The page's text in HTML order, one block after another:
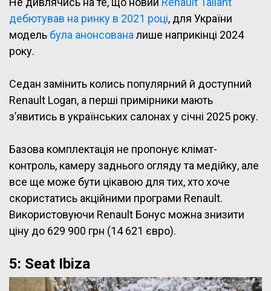
дебютував на ринку в 2021 році, для України
модель була анонсованалише наприкінці 2024
року.
Седан замінить колись популярний й доступний
Renault Logan, а перші примірники мають
з’явитись в українських салонах у січні 2025 року.
Базова комплектація не пропонує клімат-
контроль, камеру заднього огляду та медійку, але
все ще може бути цікавою для тих, хто хоче
скористатись акційними програми Renault.
Використовуючи Renault Бонус можна знизити
ціну до 629 900 грн (14 621 євро).
5: Seat Ibiza